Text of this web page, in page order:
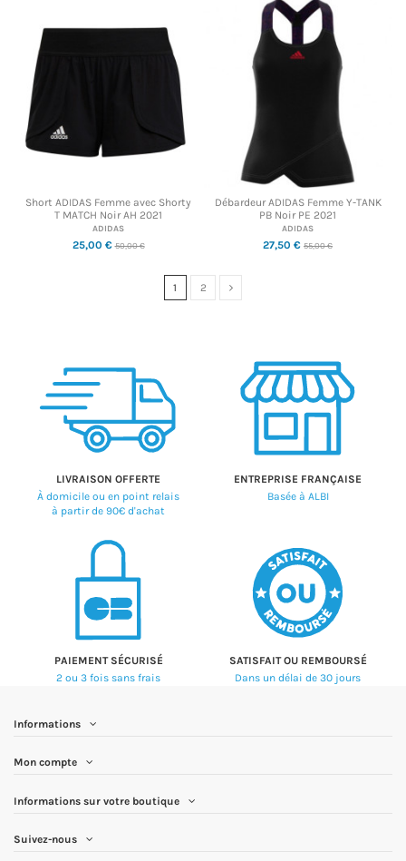
Short ADIDAS Femme avec Shorty
T MATCH Noir AH 2021
ADIDAS
25,00 €50,00 €
Débardeur ADIDAS Femme Y-TANK
PB Noir PE 2021
ADIDAS
27,50 € 55,00 €
1 2
LIVRAISON OFFERTE
À domicile ou en point relais
à partir de 90€ d'achat
ENTREPRISE FRANÇAISE
Basée à ALBI
PAIEMENT SÉCURISÉ
2 ou 3 fois sans frais
SATISFAIT OU REMBOURSÉ
Dans un délai de 30 jours
Informations
Mon compte
Informations sur votre boutique
Suivez-nous